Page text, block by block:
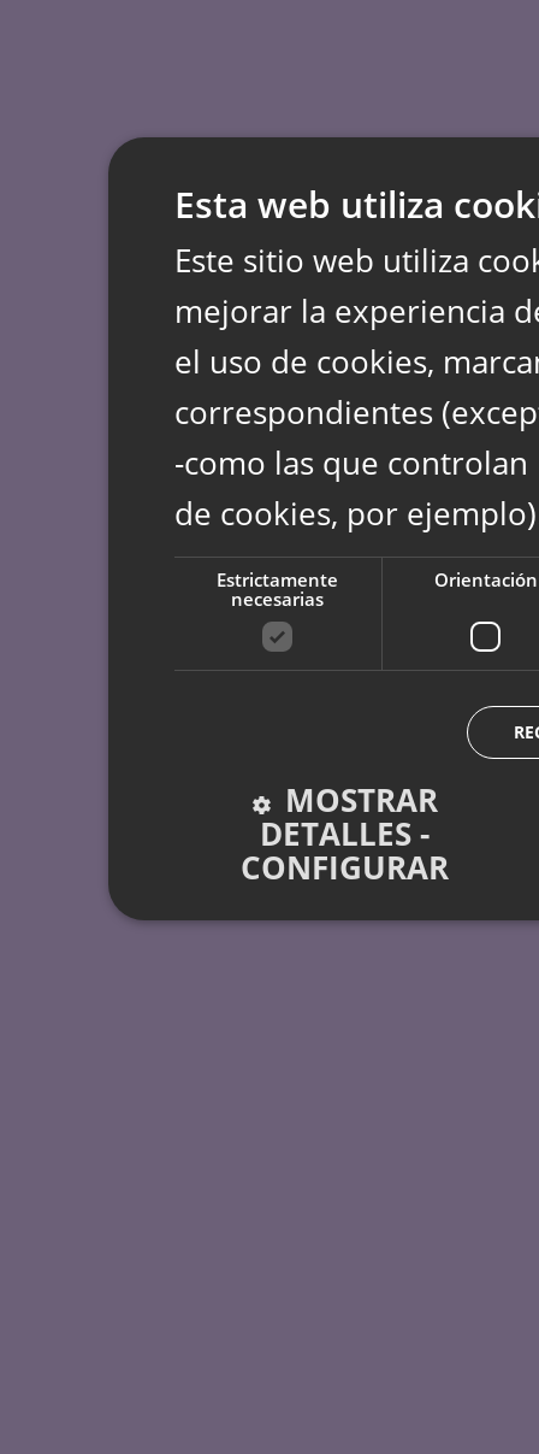
Esta web utiliza
Este sitio web utiliza
mejorar la experiencia
el uso de cookies,
correspondientes
-como las que
de cookies, por
Estrictamente
necesarias
Orientación
MOSTRAR
DETALLES -
CONFIGURAR